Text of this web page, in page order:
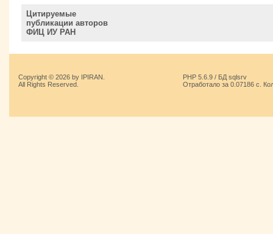
Цитируемые
публикации авторов
ФИЦ ИУ РАН
Copyright © 2026 by IPIRAN.
All Rights Reserved.
PHP 5.6.9 / БД sqlsrv
Отработало за 0.07186 с.